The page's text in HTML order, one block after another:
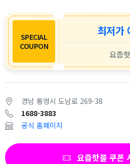
SPECIAL
COUPON
최저가
요즘
경남 통영시 도남로 269-38
1688-3883
공식 홈페이지
요즘핫플 쿠폰